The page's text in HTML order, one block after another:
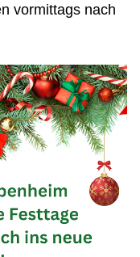
vormittags nach